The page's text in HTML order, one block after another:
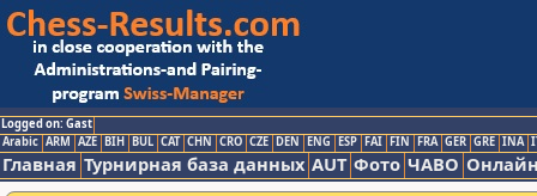
Logged on: Gast
Arabic ARM AZE BIH BUL CAT CHN CRO CZE DEN ENG ESP FAI FIN FRA GER GRE INA
Главная Турнирная база данных AUT Фото ЧАВО